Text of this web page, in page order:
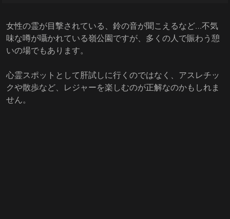
女性の霊が目撃されている、鈴の音が聞こえるなど…不気
味な噂が囁かれている嶺公園ですが、多くの人で賑わう憩
いの場でもあります。
心霊スポットとして肝試しに行くのではなく、アスレチッ
クや散歩など、レジャーを楽しむのが正解なのかもしれま
せん。